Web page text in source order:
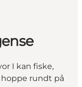
I kan fiske,
rundt på